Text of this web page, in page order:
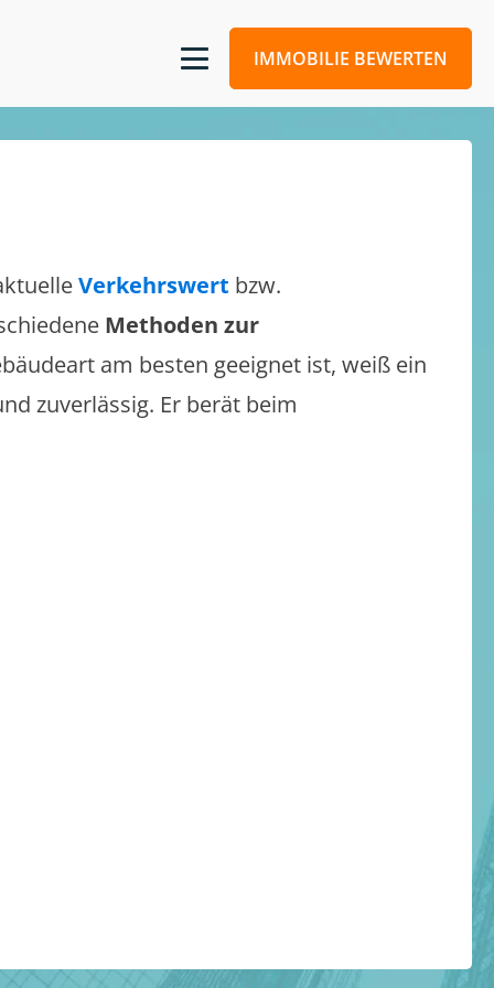
IMMOBILIE BEWERTEN
Verkehrswert bzw.
Methoden zur
am besten geeignet ist, weiß ein
zuverlässig. Er berät beim